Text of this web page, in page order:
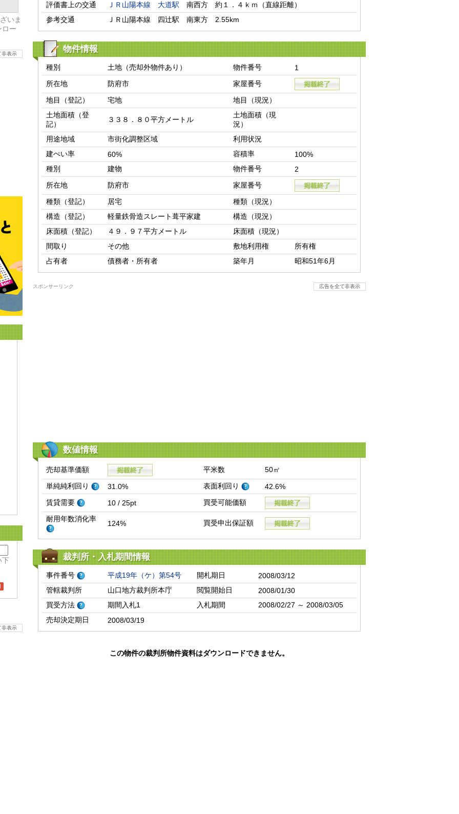
いま
ロー
非表示
下
非表示
評価書上の交通
ＪＲ山陽本線 大道駅 南西方　約１．４ｋｍ（直線距離）
参考交通
ＪＲ山陽本線　四辻駅　南東方　2.55km
物件情報
種別 土地（売却外物件あり） 物件番号
1
所在地
防府市
家屋番号
地目（登記）
宅地
地目（現況）
土地面積（登
記）
３３８．８０平方メートル
土地面積（現
況）
用途地域
市街化調整区域
利用状況
建ぺい率
60% 容積率
100%
種別
建物 物件番号
2
所在地
防府市
家屋番号
種類（登記）
居宅
種類（現況）
構造（登記）
軽量鉄骨造スレート葺平家建
構造（現況）
床面積（登記）
４９．９７平方メートル
床面積（現況）
間取り
その他 敷地利用権
所有権
占有者
債務者・所有者 築年月 昭和51年6月
スポンサーリンク 広告を全て非表示
数値情報
売却基準価額 平米数
50㎡
単純純利回り
31.0% 表面利回り
42.6%
賃貸需要
10 / 25pt
買受可能価額
耐用年数消化率
124% 買受申出保証額
裁判所・入札期間情報
事件番号 平成19年（ケ）第54号 開札期日
2008/03/12
管轄裁判所
山口地方裁判所本庁 閲覧開始日
2008/01/30
買受方法
期間入札1 入札期間
2008/02/27 ～ 2008/03/05
売却決定期日
2008/03/19
この物件の裁判所物件資料はダウンロードできません。